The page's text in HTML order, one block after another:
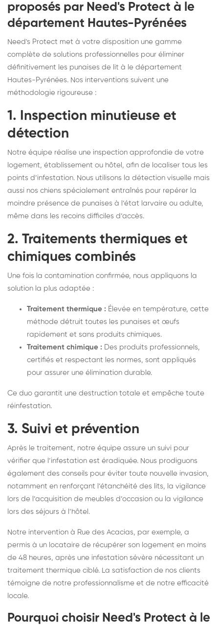
proposés par Need's Protect à le
département Hautes-Pyrénées
Need's Protect met à votre disposition une gamme
complète de solutions professionnelles pour éliminer
définitivement les punaises de lit à le département
Hautes-Pyrénées. Nos interventions suivent une
méthodologie rigoureuse :
1. Inspection minutieuse et
détection
Notre équipe réalise une inspection approfondie de votre
logement, établissement ou hôtel, afin de localiser tous les
points d’infestation. Nous utilisons la détection visuelle mais
aussi nos chiens spécialement entraînés pour repérer la
moindre présence de punaises à l’état larvaire ou adulte,
même dans les recoins difficiles d’accès.
2. Traitements thermiques et
chimiques combinés
Une fois la contamination confirmée, nous appliquons la
solution la plus adaptée :
Traitement thermique : Élevée en température, cette
méthode détruit toutes les punaises et œufs
rapidement et sans produits chimiques.
Traitement chimique : Des produits professionnels,
certifiés et respectant les normes, sont appliqués
pour assurer une élimination durable.
Ce duo garantit une destruction totale et empêche toute
réinfestation.
3. Suivi et prévention
Après le traitement, notre équipe assure un suivi pour
vérifier que l’infestation est éradiquée. Nous prodiguons
également des conseils pour éviter toute nouvelle invasion,
notamment en renforçant l’étanchéité des lits, la vigilance
lors de l’acquisition de meubles d’occasion ou la vigilance
lors des séjours à l’hôtel.
Notre intervention à Rue des Acacias, par exemple, a
permis à un locataire de récupérer son logement en moins
de 48 heures, après une infestation sévère nécessitant un
traitement thermique ciblé. La satisfaction de nos clients
témoigne de notre professionnalisme et de notre efficacité
locale.
Pourquoi choisir Need's Protect à le